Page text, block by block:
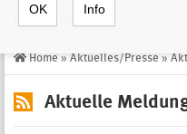
OK Info
Home » Aktuelles/Presse »
Aktuelle